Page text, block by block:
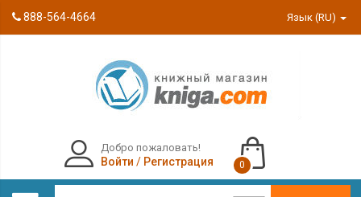
888-564-4664 Язык (RU)
Добро пожаловать!
Войти / Регистрация 0